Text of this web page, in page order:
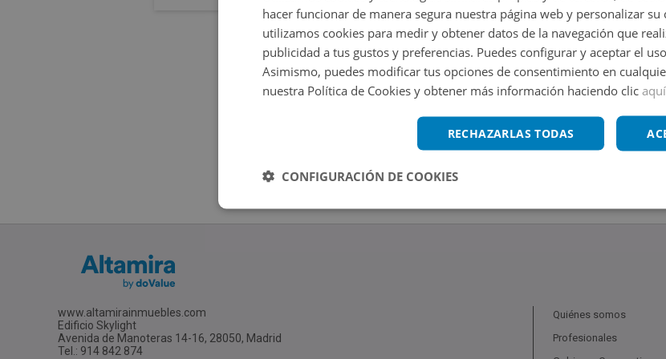
www.altamirainmuebles.com
Edificio Skylight
Avenida de Manoteras 14-16, 28050, Madrid
Tel.: 914 842 874
Quiénes somos
Profesionales
hacer funcionar de manera segura nuestra página web y personalizar
utilizamos cookies para medir y obtener datos de la navegación que
publicidad a tus gustos y preferencias. Puedes configurar y aceptar el
Asimismo, puedes modificar tus opciones de consentimiento en
nuestra Política de Cookies y obtener más información haciendo clic aquí
RECHAZARLAS TODAS
CONFIGURACIÓN DE COOKIES